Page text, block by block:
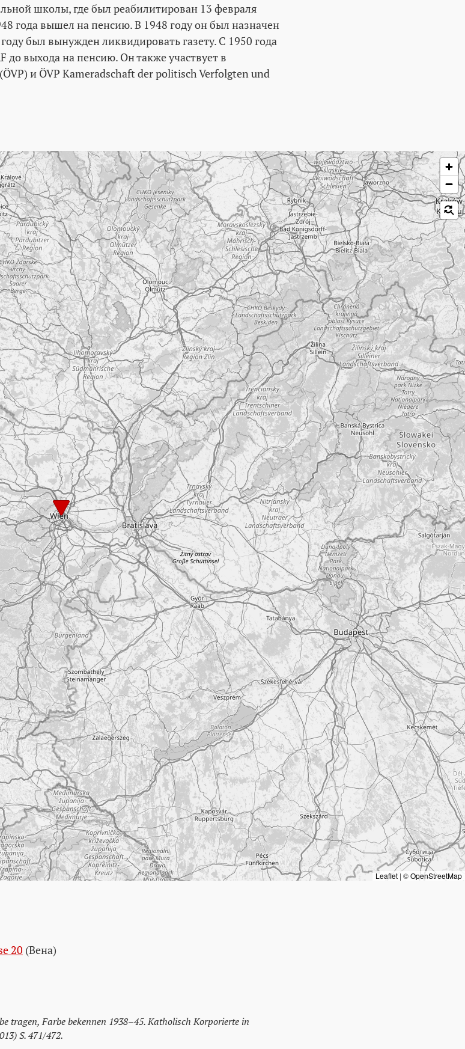
школы, где был реабилитирован 13 февраля
года вышел на пенсию. В 1948 году он был назначен
был вынужден ликвидировать газету. С 1950 года
до выхода на пенсию. Он также участвует в
и ÖVP Kameradschaft der politisch Verfolgten und
Leaflet | ©OpenStreetMap
20 (Вена)
tragen, Farbe bekennen 1938–45. Katholisch Korporierte in
S. 471/472.